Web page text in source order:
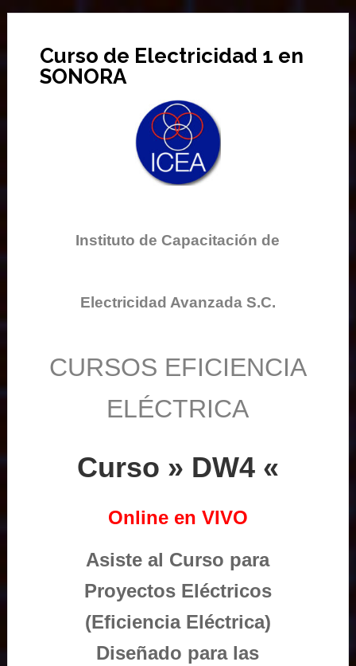
Curso de Electricidad 1 en
SONORA
Instituto de Capacitación de
Electricidad Avanzada S.C.
CURSOS EFICIENCIA
ELÉCTRICA
Curso » DW4 «
Online en VIVO
Asiste al Curso para
Proyectos Eléctricos
(Eficiencia Eléctrica)
Diseñado para las